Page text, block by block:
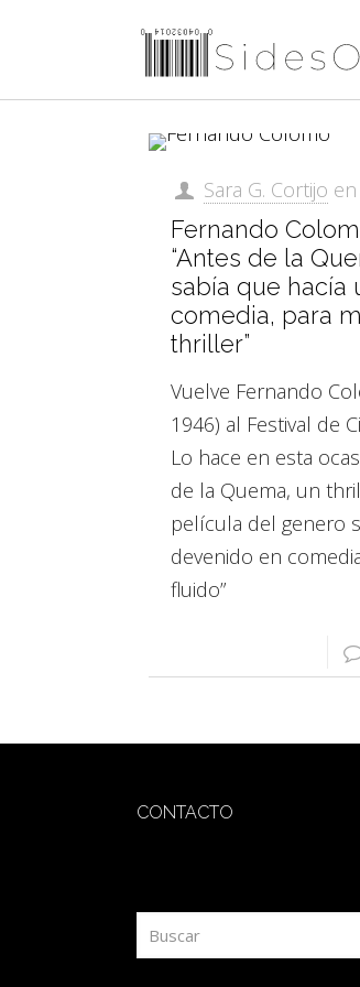
Sara G. Cortijo en
Fernando
“Antes de la
sabía que hacía
comedia, para
thriller”
Vuelve Fernando
1946) al Festival de
Lo hace en esta
de la Quema, un
película del genero
devenido en
fluido”
CONTACTO